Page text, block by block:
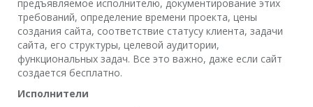
предъявляемое исполнителю, документирование этих
требований, определение времени проекта, цены
создания сайта, соответствие статусу клиента, задачи
сайта, его структуры, целевой аудитории,
функциональных задач. Все это важно, даже если сайт
создается бесплатно.
Исполнители